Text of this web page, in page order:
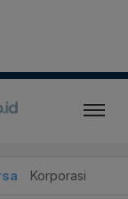
Korporasi